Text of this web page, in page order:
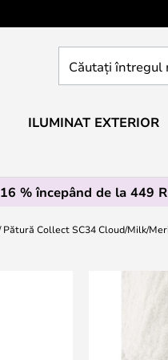
întregul
aici...
ILUMINAT EXTERIOR
16 % începând de la 449
Pătură Collect SC34 Cloud/Milk/